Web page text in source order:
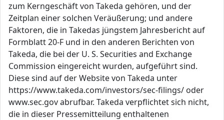
zum Kerngeschäft von Takeda gehören, und der
Zeitplan einer solchen Veräußerung; und andere
Faktoren, die in Takedas jüngstem Jahresbericht auf
Formblatt 20-F und in den anderen Berichten von
Takeda, die bei der U. S. Securities and Exchange
Commission eingereicht wurden, aufgeführt sind.
Diese sind auf der Website von Takeda unter
https://www.takeda.com/investors/sec-filings/ oder
www.sec.gov abrufbar. Takeda verpflichtet sich nicht,
die in dieser Pressemitteilung enthaltenen